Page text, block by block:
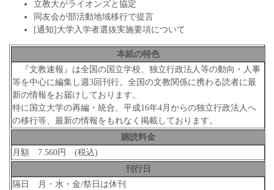
立教大がライオンズと協定
同友会が部活動地域移行で提言
[通知]大学入学者選抜実施要項について
本紙の特色
『文教速報』は全国の国立学校、独立行政法人等の動向・人事
等を中心に編集し週3回刊行。全国の文教関係に携わる読者に最
新の情報をお届けしております。
特に国立大学の再編・統合、平成16年4月からの独立行政法人へ
の移行等、最新の情報をもれなく掲載しております。
購読料金
月額 7.560円 (税込)
刊行日
隔日 月・水・金/祭日は休刊